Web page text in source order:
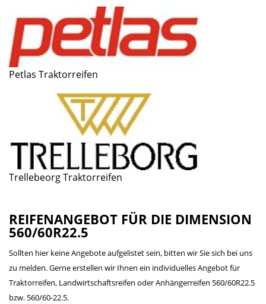
Petlas Traktorreifen
Trellebeorg Traktorreifen
REIFENANGEBOT FÜR DIE DIMENSION
560/60R22.5
Sollten hier keine Angebote aufgelistet sein, bitten wir Sie sich bei uns
zu melden. Gerne erstellen wir Ihnen ein individuelles Angebot für
Traktorreifen, Landwirtschaftsreifen oder Anhängerreifen 560/60R22.5
bzw. 560/60-22.5.